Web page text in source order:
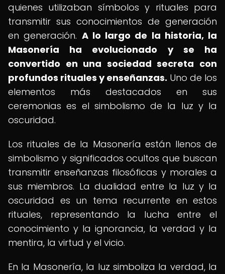
quienes utilizaban símbolos y rituales para
transmitir sus conocimientos de generación
en generación. A lo largo de la historia, la
Masonería ha evolucionado y se ha
convertido en una sociedad secreta con
profundos rituales y enseñanzas. Uno de los
elementos más destacados en sus
ceremonias es el simbolismo de la luz y la
oscuridad.
Los rituales de la Masonería están llenos de
simbolismo y significados ocultos que buscan
transmitir enseñanzas filosóficas y morales a
sus miembros. La dualidad entre la luz y la
oscuridad es un tema recurrente en estos
rituales, representando la lucha entre el
conocimiento y la ignorancia, la verdad y la
mentira, la virtud y el vicio.
En la Masonería, la luz simboliza la verdad, la